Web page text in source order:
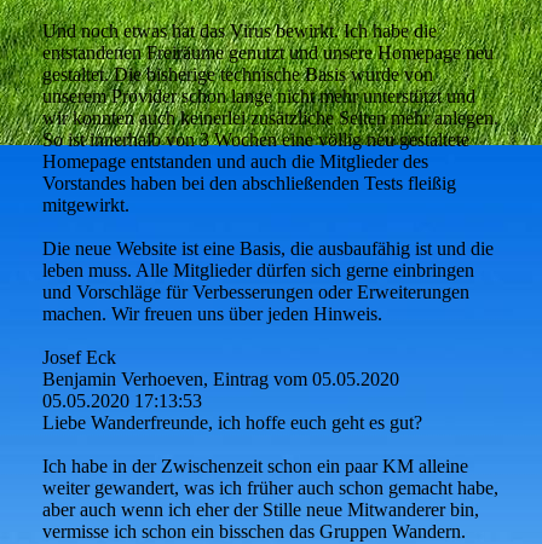
Und noch etwas hat das Virus bewirkt. Ich habe die
entstandenen Freiräume genutzt und unsere Homepage neu
gestaltet. Die bisherige technische Basis wurde von
unserem Provider schon lange nicht mehr unterstützt und
wir konnten auch keinerlei zusätzliche Seiten mehr anlegen.
So ist innerhalb von 3 Wochen eine völlig neu gestaltete
Homepage entstanden und auch die Mitglieder des
Vorstandes haben bei den abschließenden Tests fleißig
mitgewirkt.
Die neue Website ist eine Basis, die ausbaufähig ist und die
leben muss. Alle Mitglieder dürfen sich gerne einbringen
und Vorschläge für Verbesserungen oder Erweiterungen
machen. Wir freuen uns über jeden Hinweis.
Josef Eck
Benjamin Verhoeven, Eintrag vom 05.05.2020
05.05.2020 17:13:53
Liebe Wanderfreunde, ich hoffe euch geht es gut?
Ich habe in der Zwischenzeit schon ein paar KM alleine
weiter gewandert, was ich früher auch schon gemacht habe,
aber auch wenn ich eher der Stille neue Mitwanderer bin,
vermisse ich schon ein bisschen das Gruppen Wandern.